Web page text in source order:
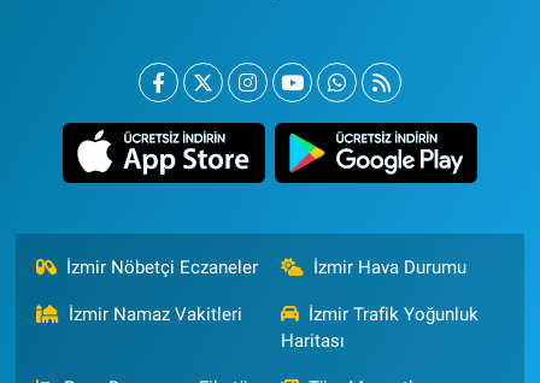
İzmir Nöbetçi Eczaneler İzmir Hava Durumu
İzmir Namaz Vakitleri
İzmir Trafik Yoğunluk
Haritası